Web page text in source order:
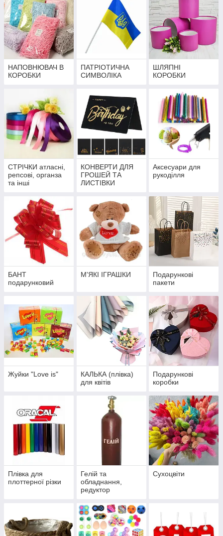
НАПОВНЮВАЧ В
КОРОБКИ
ПАТРІОТИЧНА
СИМВОЛІКА
ШЛЯПНІ
КОРОБКИ
СТРІЧКИ атласні,
репсові, органза
та інші
КОНВЕРТИ ДЛЯ
ГРОШЕЙ ТА
ЛИСТІВКИ
Аксесуари для
рукоділля
БАНТ
подарунковий
М'ЯКІ ІГРАШКИ
Подарункові
пакети
Жуйки "Love is"
КАЛЬКА (плівка)
для квітів
Подарункові
коробки
Плівка для
плоттерної різки
Гелій та
обладнання,
редуктор
Сухоцвіти